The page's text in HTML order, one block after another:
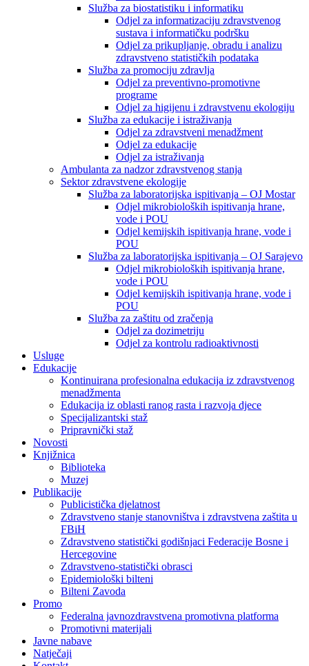
Služba za biostatistiku i informatiku
Odjel za informatizaciju zdravstvenog
sustava i informatičku podršku
Odjel za prikupljanje, obradu i analizu
zdravstveno statističkih podataka
Služba za promociju zdravlja
Odjel za preventivno-promotivne
programe
Odjel za higijenu i zdravstvenu ekologiju
Služba za edukacije i istraživanja
Odjel za zdravstveni menadžment
Odjel za edukacije
Odjel za istraživanja
Ambulanta za nadzor zdravstvenog stanja
Sektor zdravstvene ekologije
Služba za laboratorijska ispitivanja – OJ Mostar
Odjel mikrobioloških ispitivanja hrane,
vode i POU
Odjel kemijskih ispitivanja hrane, vode i
POU
Služba za laboratorijska ispitivanja – OJ Sarajevo
Odjel mikrobioloških ispitivanja hrane,
vode i POU
Odjel kemijskih ispitivanja hrane, vode i
POU
Služba za zaštitu od zračenja
Odjel za dozimetriju
Odjel za kontrolu radioaktivnosti
Usluge
Edukacije
Kontinuirana profesionalna edukacija iz zdravstvenog
menadžmenta
Edukacija iz oblasti ranog rasta i razvoja djece
Specijalizantski staž
Pripravnički staž
Novosti
Knjižnica
Biblioteka
Muzej
Publikacije
Publicistička djelatnost
Zdravstveno stanje stanovništva i zdravstvena zaštita u
FBiH
Zdravstveno statistički godišnjaci Federacije Bosne i
Hercegovine
Zdravstveno-statistički obrasci
Epidemiološki bilteni
Bilteni Zavoda
Promo
Federalna javnozdravstvena promotivna platforma
Promotivni materijali
Javne nabave
Natječaji